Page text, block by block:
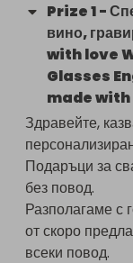
Сега имаме
заедно!
Защо да
•	Вашият билет прави добро. Всеки билет, който
купите, се
най-голяма
•	Вие сте част от промяната. Заедно помагаме на
хората в
надежда.
•	Спечелете невероятни награди! Нашите щедри
Prize1-
вино,
with love
Glasses
made with
Здравейте,
Подаръци за
без повод.
Разполагаме с
от скоро
всеки повод.